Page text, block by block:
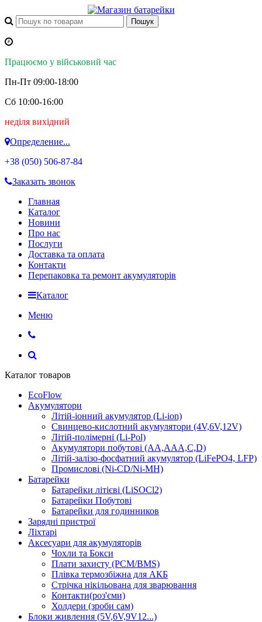
Працюємо у військовий час
Пн-Пт 09:00-18:00
Сб 10:00-16:00
неділя вихідний
Определение...
+38 (050) 506-87-84
Заказать звонок
Главная
Каталог
Новини
Про нас
Послуги
Доставка та оплата
Контакти
Перепаковка та ремонт акумуляторів
Каталог
Меню
Каталог товаров
EcoFlow
Акумулятори
Літій-іонний акумулятор (Li-ion)
Свинцево-кислотний акумулятори (4V,6V,12V)
Літій-полімерні (Li-Pol)
Акумулятори побутові (AA,AAA,C,D)
Літій-залізо-фосфатний акумулятор (LiFePO4, LFP)
Промислові (Ni-CD/Ni-MH)
Батарейки
Батарейки літієві (LiSOCl2)
Батарейки Побутові
Батарейки для годинников
Зарядні пристрої
Ліхтарі
Аксесуари для акумуляторів
Чохли та Бокси
Плати захисту (PCM/BMS)
Плівка термозбіжна для АКБ
Стрічка нікільована для зварювання
Контакти(роз'єми)
Холдери (зроби сам)
Блоки живлення (5V,6V,9V12...)